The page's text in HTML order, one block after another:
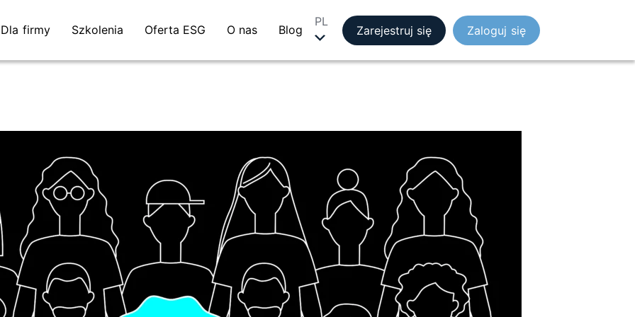
Dla firmy Szkolenia Oferta ESG O nas Blog
PL
Zarejestruj się Zaloguj się